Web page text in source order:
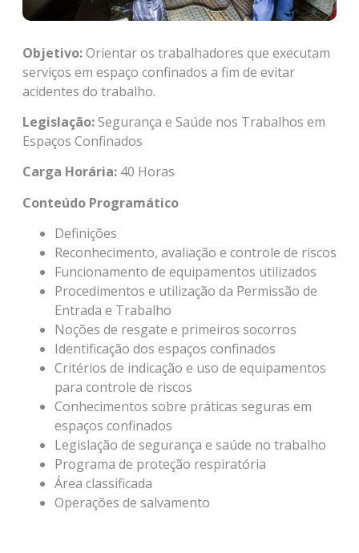
Objetivo:Orientar os trabalhadores que executam
serviços em espaço confinados a fim de evitar
acidentes do trabalho.
Legislação:Segurança e Saúde nos Trabalhos em
Espaços Confinados
Carga Horária: 40 Horas
Conteúdo Programático
Definições
Reconhecimento, avaliação e controle de riscos
Funcionamento de equipamentos utilizados
Procedimentos e utilização da Permissão de
Entrada e Trabalho
Noções de resgate e primeiros socorros
Identificação dos espaços confinados
Critérios de indicação e uso de equipamentos
para controle de riscos
Conhecimentos sobre práticas seguras em
espaços confinados
Legislação de segurança e saúde no trabalho
Programa de proteção respiratória
Área classificada
Operações de salvamento